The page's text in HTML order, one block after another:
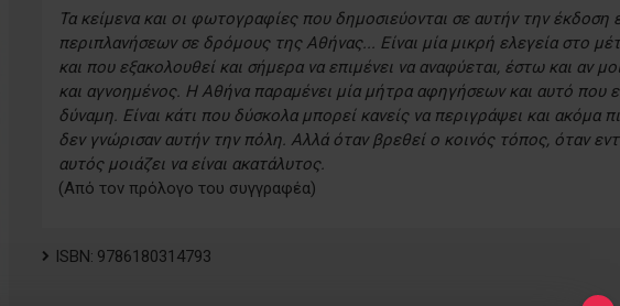
Τα κείμενα και οι φωτογραφίες που δημοσιεύονται σε αυτήν την
περιπλανήσεων σε δρόμους της Αθήνας... Είναι μία μικρή ελεγεία στο
και που εξακολουθεί και σήμερα να επιμένει να αναφύεται, έστω και αν
και αγνοημένος. Η Αθήνα παραμένει μία μήτρα αφηγήσεων και αυτό που
δύναμη. Είναι κάτι που δύσκολα μπορεί κανείς να περιγράψει και ακόμα
δεν γνώρισαν αυτήν την πόλη. Αλλά όταν βρεθεί ο κοινός τόπος, όταν
αυτός μοιάζει να είναι ακατάλυτος.
(Από τον πρόλογο του συγγραφέα)
ISBN: 9786180314793